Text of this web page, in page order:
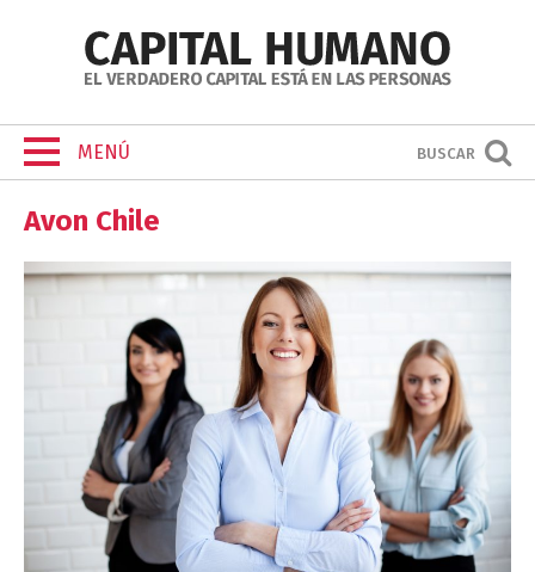
MENÚ BUSCAR
Avon Chile